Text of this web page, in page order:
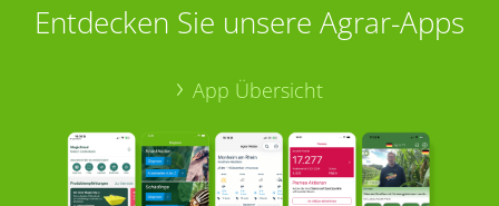
Entdecken Sie unsere Agrar-Apps
App Übersicht